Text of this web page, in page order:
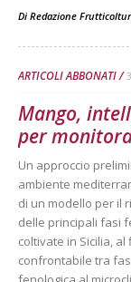
Di Redazione
ARTICOLI ABBONATI
Mango,
per
Un approccio
ambiente
di un modello per il
delle principali fasi
coltivate in Sicilia,
confrontabile tra